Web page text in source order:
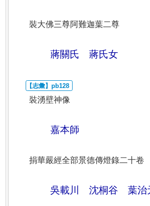
裝大佛三尊阿難迦葉二尊
蔣關氏 蔣氏女
裝湧壁神像
嘉本師
捐華嚴經全部景德傳燈錄二十卷
吳載川 沈桐谷 葉治